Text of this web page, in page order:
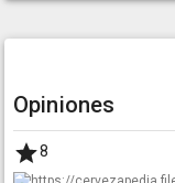
Opiniones
8